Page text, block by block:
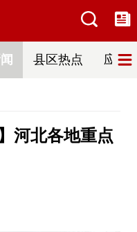
县区热点 应急
河北各地重点